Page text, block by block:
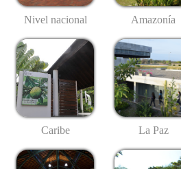
Nivel nacional Amazonía
Caribe La Paz